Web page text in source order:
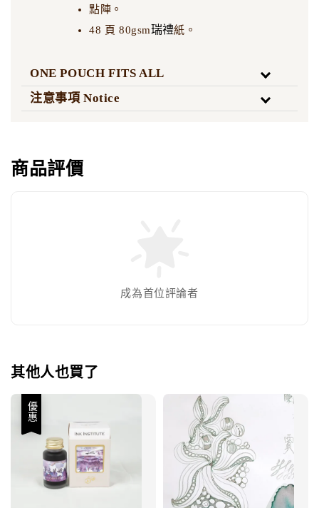
點陣。
48 頁 80gsm瑞禮紙。
ONE POUCH FITS ALL
注意事項 Notice
商品評價
成為首位評論者
其他人也買了
優惠